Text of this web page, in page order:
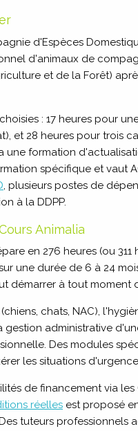
d'Espèces
d'animaux de
et de la Forêt)
: 17 heures pour
et 28 heures pour trois
une formation
spécifique et vaut
, plusieurs postes de
à la DDPP.
Animalia
en 276 heures (ou
une durée de 6 à 24
démarrer à tout moment
chats, NAC),
gestion administrative
Des modules
les situations
de financement via les
réelles est proposé
Des tuteurs professionnels